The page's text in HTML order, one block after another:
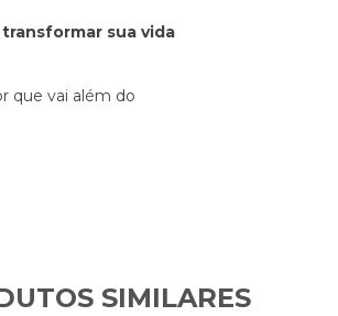
sua vida
que vai além do
SIMILARES